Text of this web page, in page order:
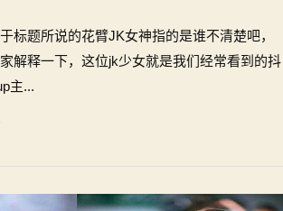
标题所说的花臂JK女神指的是谁不清楚吧，
解释一下，这位jk少女就是我们经常看到的抖
主...